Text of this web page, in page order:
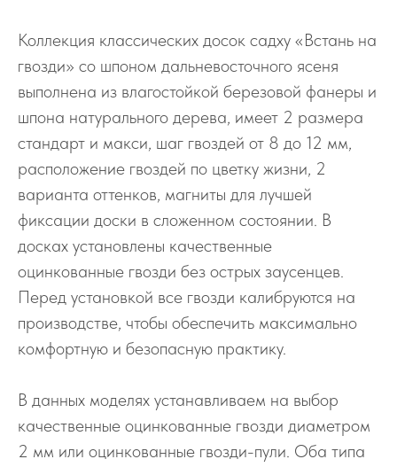
Коллекция классических досок садху «Встань на
гвозди» со шпоном дальневосточного ясеня
выполнена из влагостойкой березовой фанеры и
шпона натурального дерева, имеет 2 размера
стандарт и макси, шаг гвоздей от 8 до 12 мм,
расположение гвоздей по цветку жизни, 2
варианта оттенков, магниты для лучшей
фиксации доски в сложенном состоянии. В
досках установлены качественные
оцинкованные гвозди без острых заусенцев.
Перед установкой все гвозди калибруются на
производстве, чтобы обеспечить максимально
комфортную и безопасную практику.
В данных моделях устанавливаем на выбор
качественные оцинкованные гвозди диаметром
2 мм или оцинкованные гвозди-пули. Оба типа